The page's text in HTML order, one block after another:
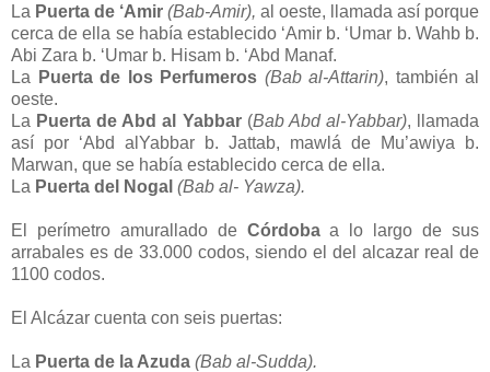
La Puerta de ‘Amir (Bab-Amir), al oeste, llamada así porque
cerca de ella se había establecido ‘Amir b. ‘Umar b. Wahb b.
Abi Zara b. ‘Umar b. Hisam b. ‘Abd Manaf.
La
Puerta de los Perfumeros (Bab al-Attarin), también al
oeste.
La Puerta de Abd al Yabbar(Bab Abd al-Yabbar), llamada
así por ‘Abd alYabbar b. Jattab, mawlá de Mu’awiya b.
Marwan, que se había establecido cerca de ella.
La Puerta del Nogal (Bab al- Yawza).
El perímetro amurallado de Córdobaa lo largo de sus
arrabales es de 33.000 codos, siendo el del alcazar real de
1100 codos.
El Alcázar cuenta con seis puertas:
La Puerta de la Azuda (Bab al-Sudda).